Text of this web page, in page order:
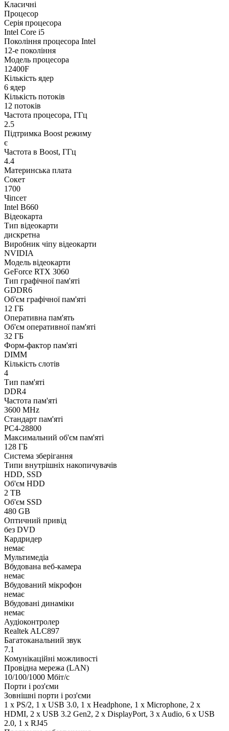
Класичні
Процесор
Серія процесора
Intel Core i5
Покоління процесора Intel
12-е покоління
Модель процесора
12400F
Кількість ядер
6 ядер
Кількість потоків
12 потоків
Частота процесора, ГГц
2.5
Підтримка Boost режиму
є
Частота в Boost, ГГц
4.4
Материнська плата
Сокет
1700
Чіпсет
Intel B660
Відеокарта
Тип відеокарти
дискретна
Виробник чіпу відеокарти
NVIDIA
Модель відеокарти
GeForce RTX 3060
Тип графічної пам'яті
GDDR6
Об'єм графічної пам'яті
12 ГБ
Оперативна пам'ять
Об'єм оперативної пам'яті
32 ГБ
Форм-фактор пам'яті
DIMM
Кількість слотів
4
Тип пам'яті
DDR4
Частота пам'яті
3600 MHz
Стандарт пам'яті
PC4-28800
Максимальний об'єм пам'яті
128 ГБ
Система зберігання
Типи внутрішніх накопичувачів
HDD, SSD
Об'єм HDD
2 TB
Об'єм SSD
480 GB
Оптичний привід
без DVD
Кардридер
немає
Мультимедіа
Вбудована веб-камера
немає
Вбудований мікрофон
немає
Вбудовані динаміки
немає
Аудіоконтролер
Realtek ALC897
Багатоканальний звук
7.1
Комунікаційні можливості
Провідна мережа (LAN)
10/100/1000 Мбіт/с
Порти і роз'єми
Зовнішні порти і роз'єми
1 x PS/2, 1 x USB 3.0, 1 x Нeadphone, 1 х Microphone, 2 x
HDMI, 2 x USB 3.2 Gen2, 2 х DisplayPort, 3 x Audio, 6 x USB
2.0, 1 x RJ45